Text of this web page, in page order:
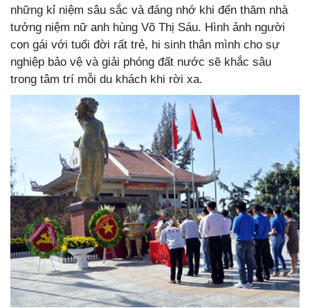
những kỉ niệm sâu sắc và đáng nhớ khi đến thăm nhà
tưởng niệm nữ anh hùng Võ Thị Sáu. Hình ảnh người
con gái với tuổi đời rất trẻ, hi sinh thân mình cho sự
nghiệp bảo vệ và giải phóng đất nước sẽ khắc sâu
trong tâm trí mỗi du khách khi rời xa.